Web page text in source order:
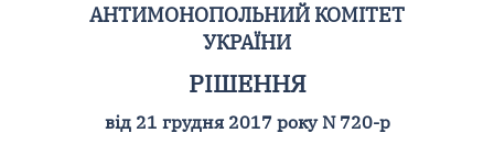
АНТИМОНОПОЛЬНИЙ КОМІТЕТ
УКРАЇНИ
РІШЕННЯ
від 21 грудня 2017 року N 720-р